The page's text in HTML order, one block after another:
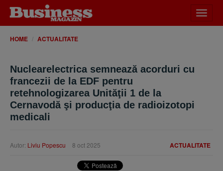
meniu
HOME ACTUALITATE
Nuclearelectrica semnează acorduri cu
francezii de la EDF pentru
retehnologizarea Unităţii 1 de la
Cernavodă şi producţia de radioizotopi
medicali
ACTUALITATE
Autor: Liviu Popescu 8 oct 2025